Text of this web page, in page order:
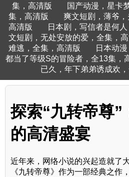
集，高清版
国产动漫，星卡
集，高清版
爽文短剧，薄爷，
高清版
日本剧，写信者是何
文短剧，无处安放的爱，全集，
难逃，全集，高清版
日本动
都当了等级S的冒险者，全13集，
已久，年下弟弟诱成欢
探索“九转帝尊”
的高清盛宴
近年来，网络小说的兴起造就了
《九转帝尊》作为一部经典之作